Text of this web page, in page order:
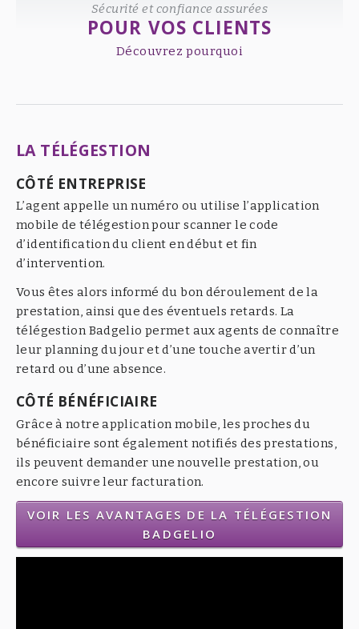
Sécurité et confiance assurées
POUR VOS CLIENTS
Découvrez pourquoi
LA TÉLÉGESTION
CÔTÉ ENTREPRISE
L’agent appelle un numéro ou utilise l’application
mobile de télégestion pour scanner le code
d’identification du client en début et fin
d’intervention.
Vous êtes alors informé du bon déroulement de la
prestation, ainsi que des éventuels retards. La
télégestion Badgelio permet aux agents de connaître
leur planning du jour et d’une touche avertir d’un
retard ou d’une absence.
CÔTÉ BÉNÉFICIAIRE
Grâce à notre application mobile, les proches du
bénéficiaire sont également notifiés des prestations,
ils peuvent demander une nouvelle prestation, ou
encore suivre leur facturation.
VOIR LES AVANTAGES DE LA TÉLÉGESTION
BADGELIO